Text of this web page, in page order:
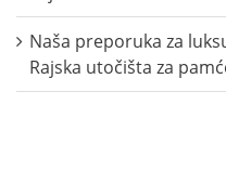
Naša preporuka za
Rajska utočišta za